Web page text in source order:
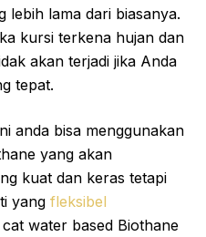
lebih lama dari biasanya.
kursi terkena hujan dan
akan terjadi jika Anda
tepat.
anda bisa menggunakan
yang akan
kuat dan keras tetapi
yang fleksibel
water based Biothane